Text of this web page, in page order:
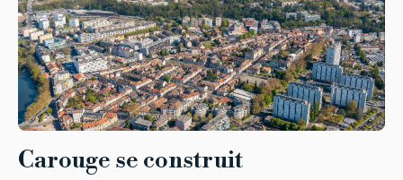
Carouge se construit